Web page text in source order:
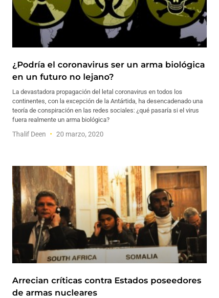
¿Podría el coronavirus ser un arma biológica
en un futuro no lejano?
La devastadora propagación del letal coronavirus en todos los
continentes, con la excepción de la Antártida, ha desencadenado una
teoría de conspiración en las redes sociales: ¿qué pasaría si el virus
fuera realmente un arma biológica?
Thalif Deen 20 marzo, 2020
Arrecian críticas contra Estados poseedores
de armas nucleares